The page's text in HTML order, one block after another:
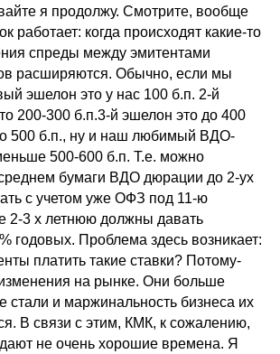
я продолжу. Смотрите, вообще
работает: когда происходят какие-то
спреды между эмитентами
расширяются. Обычно, если мы
эшелон это у нас 100 б.п. 2-й
200-300 б.п.3-й эшелон это до 400
500 б.п., ну и наш любимый ВДО-
500-600 б.п. Т.е. можно
среднем бумаги ВДО дюрации до 2-ух
с учетом уже ОФЗ под 11-ю
2-3 х летнюю должны давать
годовых. Проблема здесь возникает:
платить такие ставки? Потому-
на рынке. Они больше
стали и маржинальность бизнеса их
В связи с этим, КМК, к сожалению,
не очень хорошие времена. Я